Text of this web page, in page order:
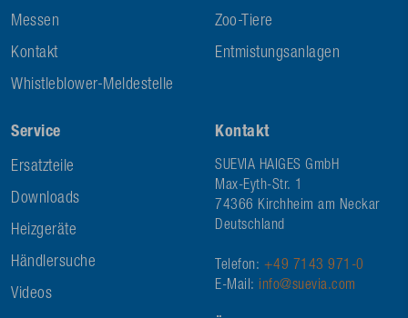
Messen
Kontakt
Whistleblower-Meldestelle
Zoo-Tiere
Entmistungsanlagen
Service
Ersatzteile
Downloads
Heizgeräte
Händlersuche
Videos
Kontakt
SUEVIA HAIGES GmbH
Max-Eyth-Str. 1
74366 Kirchheim am Neckar
Deutschland
Telefon: +49 7143 971-0
E-Mail: info@suevia.com